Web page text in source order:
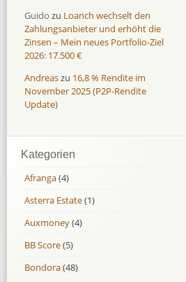
Guido zu Loanch wechselt den
Zahlungsanbieter und erhöht die
Zinsen – Mein neues Portfolio-Ziel
2026: 17.500 €
Andreaszu 16,8 % Rendite im
November 2025 (P2P-Rendite
Update)
Kategorien
Afranga(4)
Asterra Estate(1)
Auxmoney(4)
BB Score(5)
Bondora(48)